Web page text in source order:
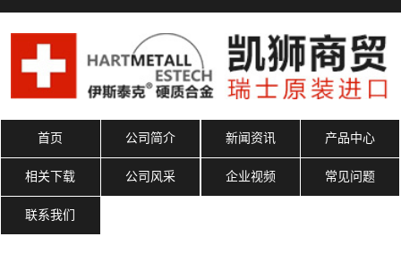
首页 公司简介 新闻资讯 产品中心
相关下载 公司风采 企业视频 常见问题
联系我们